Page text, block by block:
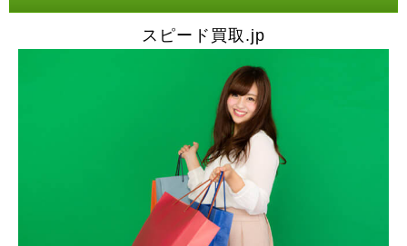
スピード買取.jp